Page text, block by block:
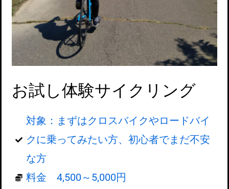
お試し体験サイクリング
対象：まずはクロスバイクやロードバイ
クに乗ってみたい方、初心者でまだ不安
な方
料金 4,500～5,000円